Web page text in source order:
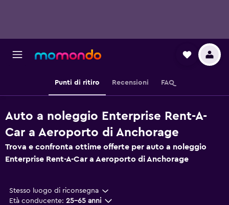
Punti di ritiro Recensioni FAQ
Auto a noleggio Enterprise Rent-A-
Car a Aeroporto di Anchorage
Trova e confronta ottime offerte per auto a noleggio
Enterprise Rent-A-Car a Aeroporto di Anchorage
Stesso luogo di riconsegna
Età conducente: 25-65 anni